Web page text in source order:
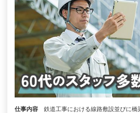
仕事内容
鉄道工事における線路敷設並びに橋